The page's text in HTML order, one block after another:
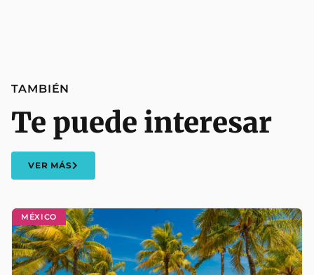
MÉXICO
TAMBIÉN
Te puede interesar
VER MÁS